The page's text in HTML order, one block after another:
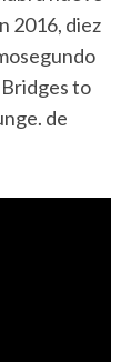
2016, diez
to
de